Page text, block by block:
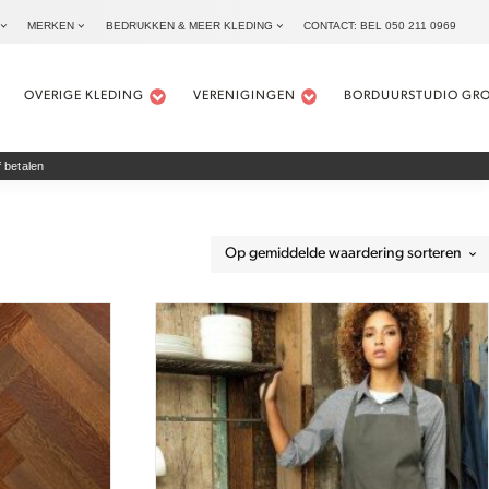
MERKEN BEDRUKKEN & MEER KLEDING CONTACT: BEL 050 211 0969
OVERIGE KLEDING VERENIGINGEN BORDUURSTUDIO
betalen
Dit
product
heeft
meerdere
variaties.
Deze
optie
kan